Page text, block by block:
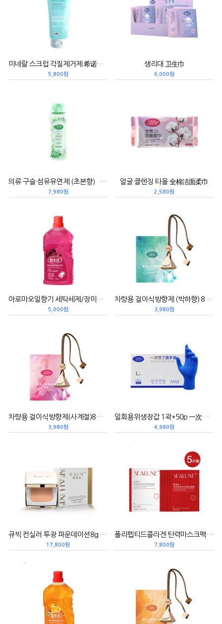
미네랄 스크럽 각질제거제 希诺丝晶莹矿物面部磨砂膏/100g (25夏）
5,800원
생리대 卫生巾
6,000원
의류 구슬 섬유유연제 (초본향）衣物留香珠/640g/草木清香
7,980원
얼굴 클렌징 타올 全棉洁面柔巾
2,580원
아로마오일향기 세탁세제/장미꽃향 1.1kg 精油香氛洗衣液/玫瑰花香
5,000원
차량용 걸이식방향제 (박하향) 8ML 悬挂式车载香薰/薄荷青草
3,980원
차량용 걸이식방향제(사계절)8ML 悬挂式车载香薰/四季
3,980원
일회용위생장갑 1곽*50p 一次性丁晴手套
4,980원
큐빅 컨실러 투광 파운데이션8g 星钻隐瑕透光粉底膏
17,800원
폴리펩티드콜라겐 탄력마스크팩1곽*5p 希诺丝多肽胶原淡纹紧致面膜
7,800원